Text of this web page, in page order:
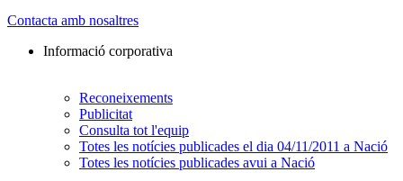
Contacta amb nosaltres
Informació corporativa
Reconeixements
Publicitat
Consulta tot l'equip
Totes les notícies publicades el dia 04/11/2011 a Nació
Totes les notícies publicades avui a Nació